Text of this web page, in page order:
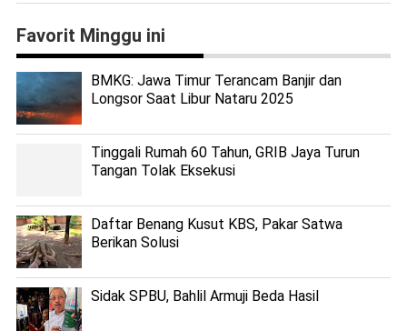
Favorit Minggu ini
BMKG: Jawa Timur Terancam Banjir dan
Longsor Saat Libur Nataru 2025
Tinggali Rumah 60 Tahun, GRIB Jaya Turun
Tangan Tolak Eksekusi
Daftar Benang Kusut KBS, Pakar Satwa
Berikan Solusi
Sidak SPBU, Bahlil Armuji Beda Hasil